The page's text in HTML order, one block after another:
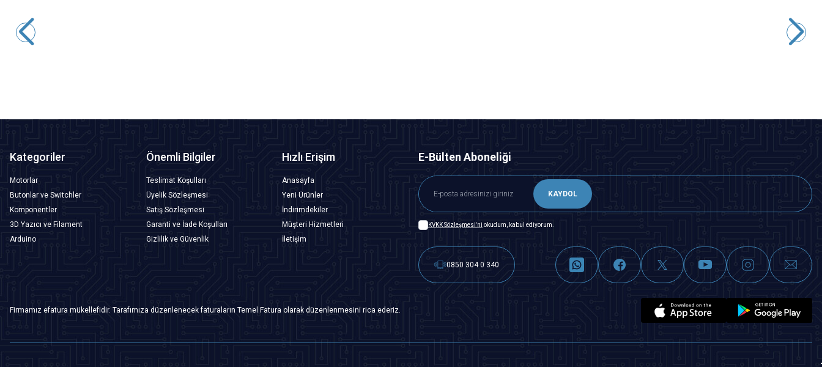
Kategoriler
Motorlar
Butonlar ve Switchler
Komponentler
3D Yazıcı ve Filament
Arduino
Önemli Bilgiler
Teslimat Koşulları
Üyelik Sözleşmesi
Satış Sözleşmesi
Garanti ve İade Koşulları
Gizlilik ve Güvenlik
Hızlı Erişim
Anasayfa
Yeni Ürünler
İndirimdekiler
Müşteri Hizmetleri
İletişim
E-Bülten Aboneliği
KAYDOL
KVKK Sözleşmesi'ni okudum, kabul ediyorum.
0850 304 0 340
Firmamız efatura mükellefidir. Tarafımıza düzenlenecek faturaların Temel Fatura olarak düzenlenmesini rica ederiz.